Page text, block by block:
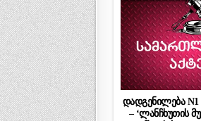
დადგენილება N1
– ‘ლანჩხუთის